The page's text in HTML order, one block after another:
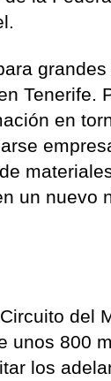
Tenerife.
en
un nuevo
del
unos 800
los